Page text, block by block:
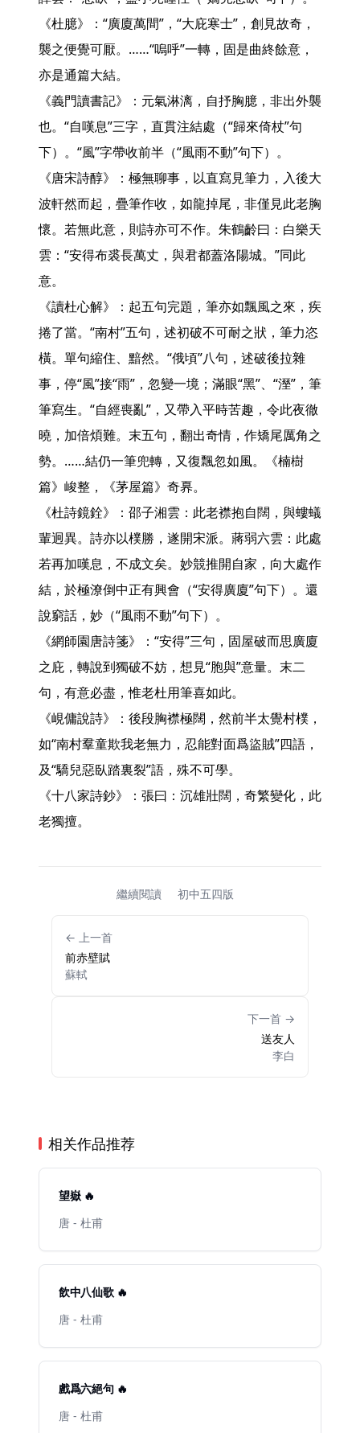
《杜臆》：“廣廈萬間”，“大庇寒士”，創見故奇，
襲之便覺可厭。……“嗚呼”一轉，固是曲終餘意，
亦是通篇大結。
《義門讀書記》：元氣淋漓，自抒胸臆，非出外襲
也。“自嘆息”三字，直貫注結處（“歸來倚杖”句
下）。“風”字帶收前半（“風雨不動”句下）。
《唐宋詩醇》：極無聊事，以直寫見筆力，入後大
波軒然而起，疊筆作收，如龍掉尾，非僅見此老胸
懷。若無此意，則詩亦可不作。朱鶴齡曰：白樂天
雲：“安得布裘長萬丈，與君都蓋洛陽城。”同此
意。
《讀杜心解》：起五句完題，筆亦如飄風之來，疾
捲了當。“南村”五句，述初破不可耐之狀，筆力恣
橫。單句縮住、黯然。“俄頃”八句，述破後拉雜
事，停“風”接“雨”，忽變一境；滿眼“黑”、“溼”，筆
筆寫生。“自經喪亂”，又帶入平時苦趣，令此夜徹
曉，加倍煩難。末五句，翻出奇情，作矯尾厲角之
勢。……結仍一筆兜轉，又復飄忽如風。《楠樹
篇》峻整，《茅屋篇》奇奡。
《杜詩鏡銓》：邵子湘雲：此老襟抱自闊，與螻蟻
輩迥異。詩亦以樸勝，遂開宋派。蔣弱六雲：此處
若再加嘆息，不成文矣。妙競推開自家，向大處作
結，於極潦倒中正有興會（“安得廣廈”句下）。還
說窮話，妙（“風雨不動”句下）。
《網師園唐詩箋》：“安得”三句，固屋破而思廣廈
之庇，轉說到獨破不妨，想見“胞與”意量。末二
句，有意必盡，惟老杜用筆喜如此。
《峴傭說詩》：後段胸襟極闊，然前半太覺村樸，
如“南村羣童欺我老無力，忍能對面爲盜賊”四語，
及“驕兒惡臥踏裏裂”語，殊不可學。
《十八家詩鈔》：張曰：沉雄壯闊，奇繁變化，此
老獨擅。
繼續閱讀 初中五四版
← 上一首
前赤壁賦
蘇軾
下一首 →
送友人
李白
相关作品推荐
望嶽 🔥
唐 - 杜甫
飲中八仙歌 🔥
唐 - 杜甫
戲爲六絕句 🔥
唐 - 杜甫